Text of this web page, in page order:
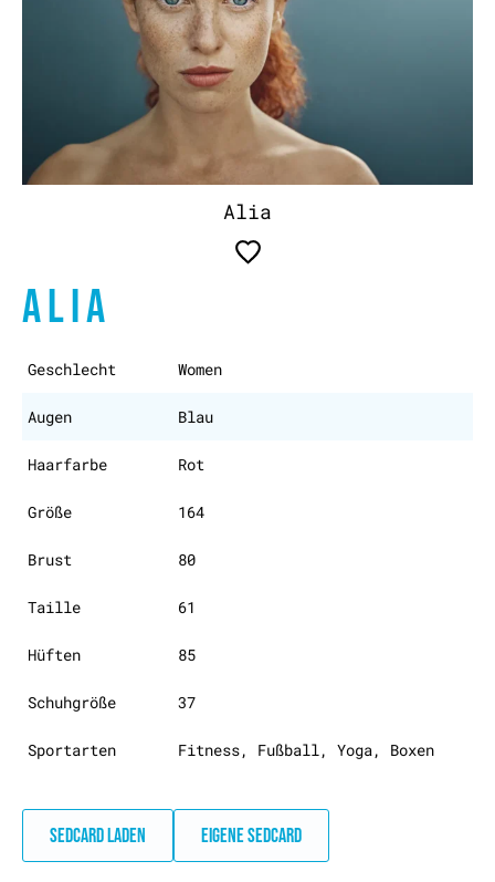
Alia
ALIA
Geschlecht Women
Augen Blau
Haarfarbe Rot
Größe 164
Brust 80
Taille 61
Hüften 85
Schuhgröße 37
Sportarten Fitness, Fußball, Yoga, Boxen
SEDCARD LADEN EIGENE SEDCARD